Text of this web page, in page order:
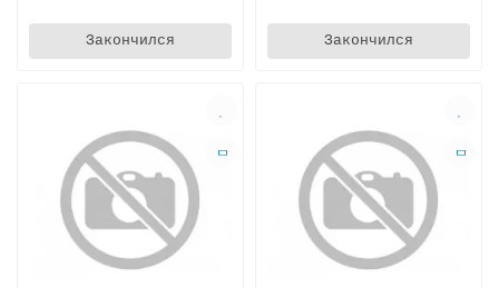
Закончился Закончился